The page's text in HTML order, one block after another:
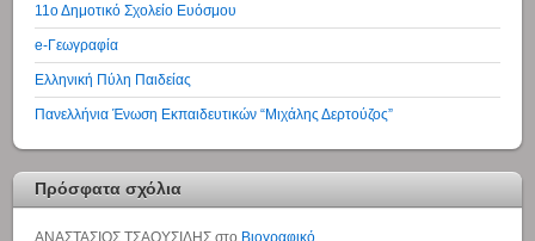
11ο Δημοτικό Σχολείο Ευόσμου
e-Γεωγραφία
Ελληνική Πύλη Παιδείας
Πανελλήνια Ένωση Εκπαιδευτικών “Μιχάλης Δερτούζος”
Πρόσφατα σχόλια
ΑΝΑΣΤΑΣΙΟΣ ΤΣΑΟΥΣΙΔΗΣ στο Βιογραφικό